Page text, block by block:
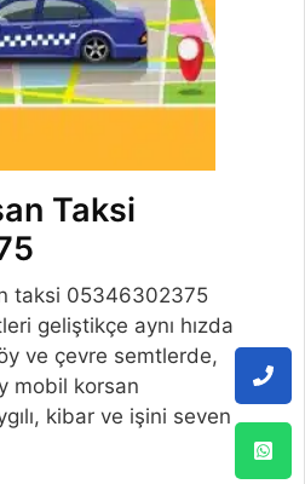
Taksi
taksi 05346302375
geliştikçe aynı hızda
ve çevre semtlerde,
mobil korsan
kibar ve işini seven